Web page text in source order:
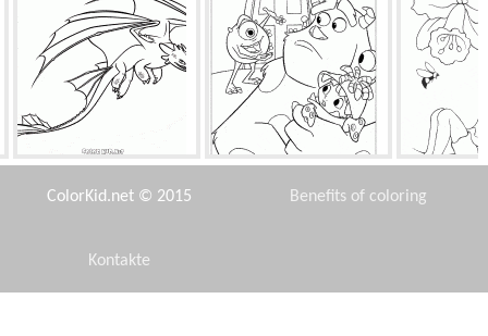
Nacht Wut Eingang in Monster, Inc. Elf und
ColorKid.net © 2015 Benefits of coloring
Kontakte